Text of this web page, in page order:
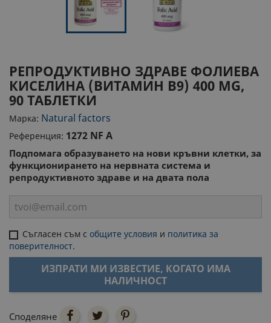
РЕПРОДУКТИВНО ЗДРАВЕ ФОЛИЕВА
КИСЕЛИНА (ВИТАМИН В9) 400 ΜG,
90 ТАБЛЕТКИ
Марка: Natural factors
Референция: 1272 NF A
Подпомага образуването на нови кръвни клетки, за
функционирането на нервната система и
репродуктивното здраве и на двата пола
Съгласен съм с общите условия и политика за
поверителност.
ИЗПРАТИ МИ ИЗВЕСТИЕ, КОГАТО ИМА
НАЛИЧНОСТ
Споделяне